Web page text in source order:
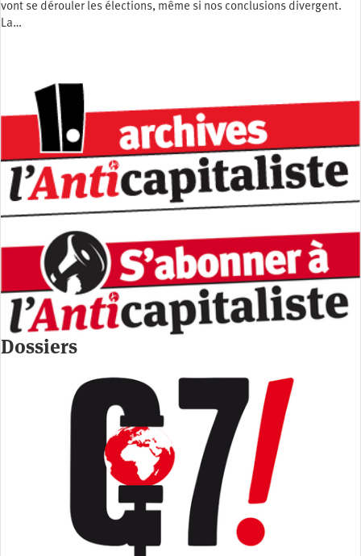
vont se dérouler les élections, même si nos conclusions divergent.
La…
Dossiers